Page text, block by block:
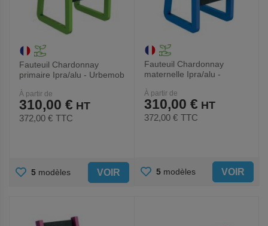
Fauteuil Chardonnay
primaire Ipra/alu - Urbemob
À partir de
310,00 €
372,00 € TTC
AJOUTER
5 modèles VOIR
Fauteuil Chardonnay
maternelle Ipra/alu -
À partir de
310,00 €
372,00 € TTC
AJOUTER
5 modèles VOIR